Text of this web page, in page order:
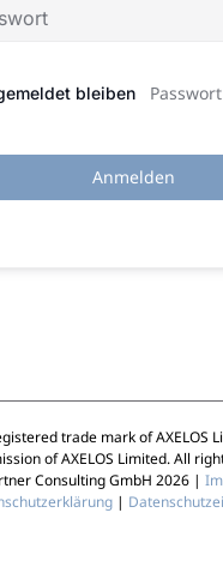
bleiben
Anmelden
trade mark of AXELOS
of AXELOS Limited. All
Consulting GmbH 2026 |
|